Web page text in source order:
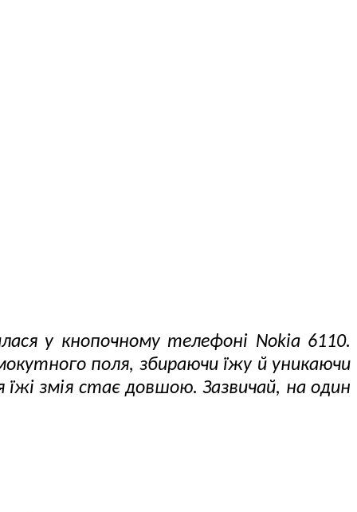
у кнопочному телефоні Nokia 6110.
поля, збираючи їжу й уникаючи
їжі змія стає довшою. Зазвичай, на один